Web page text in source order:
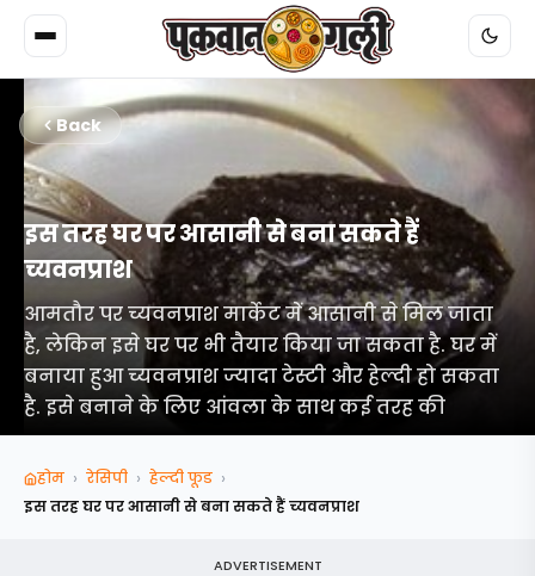
Back
इस तरह घर पर आसानी से बना सकते हैं
च्यवनप्राश
आमतौर पर च्यवनप्राश मार्केट में आसानी से मिल जाता
है, लेकिन इसे घर पर भी तैयार किया जा सकता है. घर में
बनाया हुआ च्यवनप्राश ज्यादा टेस्टी और हेल्दी हो सकता
है. इसे बनाने के लिए आंवला के साथ कई तरह की
होम › रेसिपी › हेल्‍दी फूड ›
इस तरह घर पर आसानी से बना सकते हैं च्यवनप्राश
ADVERTISEMENT